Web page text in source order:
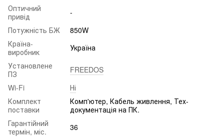
Оптичний
привід
-
Потужність БЖ
850W
Країна-
виробник
Україна
Установлене
ПЗ
FREEDOS
Wi-Fi
Ні
Комплект
поставки
Комп'ютер, Кабель живлення, Тех-
документація на ПК.
Гарантійний
термін, міс.
36